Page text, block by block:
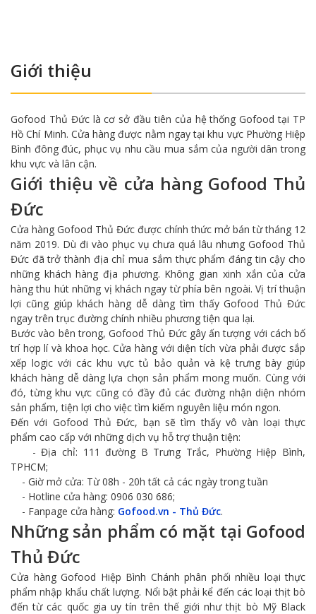
Giới thiệu
Gofood Thủ Đức là cơ sở đầu tiên của hệ thống Gofood tại TP
Hồ Chí Minh. Cửa hàng được nằm ngay tại khu vực Phường Hiệp
Bình đông đúc, phục vụ nhu cầu mua sắm của người dân trong
khu vực và lân cận.
Giới thiệu về cửa hàng Gofood Thủ
Đức
Cửa hàng Gofood Thủ Đức được chính thức mở bán từ tháng 12
năm 2019. Dù đi vào phục vụ chưa quá lâu nhưng Gofood Thủ
Đức đã trở thành địa chỉ mua sắm thực phẩm đáng tin cậy cho
những khách hàng địa phương. Không gian xinh xắn của cửa
hàng thu hút những vị khách ngay từ phía bên ngoài. Vị trí thuận
lợi cũng giúp khách hàng dễ dàng tìm thấy Gofood Thủ Đức
ngay trên trục đường chính nhiều phương tiện qua lại.
Bước vào bên trong, Gofood Thủ Đức gây ấn tượng với cách bố
trí hợp lí và khoa học. Cửa hàng với diện tích vừa phải được sắp
xếp logic với các khu vực tủ bảo quản và kệ trưng bày giúp
khách hàng dễ dàng lựa chọn sản phẩm mong muốn. Cùng với
đó, từng khu vực cũng có đầy đủ các đường nhận diện nhóm
sản phẩm, tiện lợi cho việc tìm kiếm nguyên liệu món ngon.
Đến với Gofood Thủ Đức, bạn sẽ tìm thấy vô vàn loại thực
phẩm cao cấp với những dịch vụ hỗ trợ thuận tiện:
- Địa chỉ: 111 đường B Trưng Trắc, Phường Hiệp Bình,
TPHCM;
- Giờ mở cửa: Từ 08h - 20h tất cả các ngày trong tuần
- Hotline cửa hàng: 0906 030 686;
- Fanpage cửa hàng: Gofood.vn - Thủ Đức.
Những sản phẩm có mặt tại Gofood
Thủ Đức
Cửa hàng Gofood Hiệp Bình Chánh phân phối nhiều loại thực
phẩm nhập khẩu chất lượng. Nổi bật phải kể đến các loại thịt bò
đến từ các quốc gia uy tín trên thế giới như thịt bò Mỹ Black